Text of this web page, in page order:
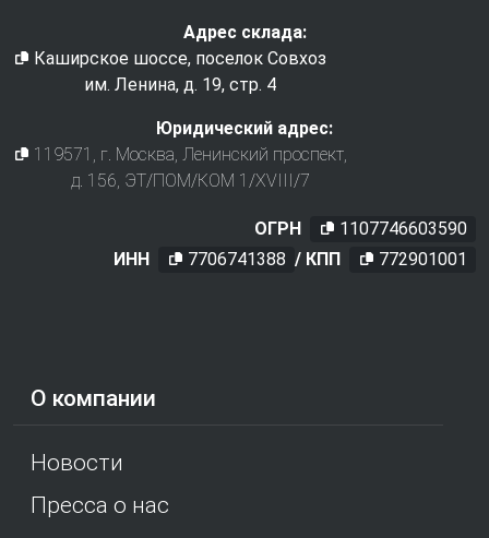
О компании
Новости
Пресса о нас
Адрес склада:
Каширское шоссе, поселок Совхоз
им. Ленина, д. 19, стр. 4
Юридический адрес:
119571 , г. Москва, Ленинский проспект,
д. 156, ЭТ/ПОМ/КОМ 1/XVIII/7
ОГРН
1107746603590
ИНН
7706741388 / КПП 772901001